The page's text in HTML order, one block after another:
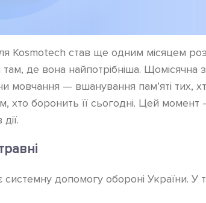
Kosmotech став ще одним місяцем
де вона найпотрібніша. Щомісячна
мовчання — вшанування пам’яті тих,
хто боронить її сьогодні. Цей
допомогу обороні України. У